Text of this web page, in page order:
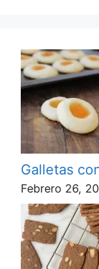
Galletas
Febrero 26,